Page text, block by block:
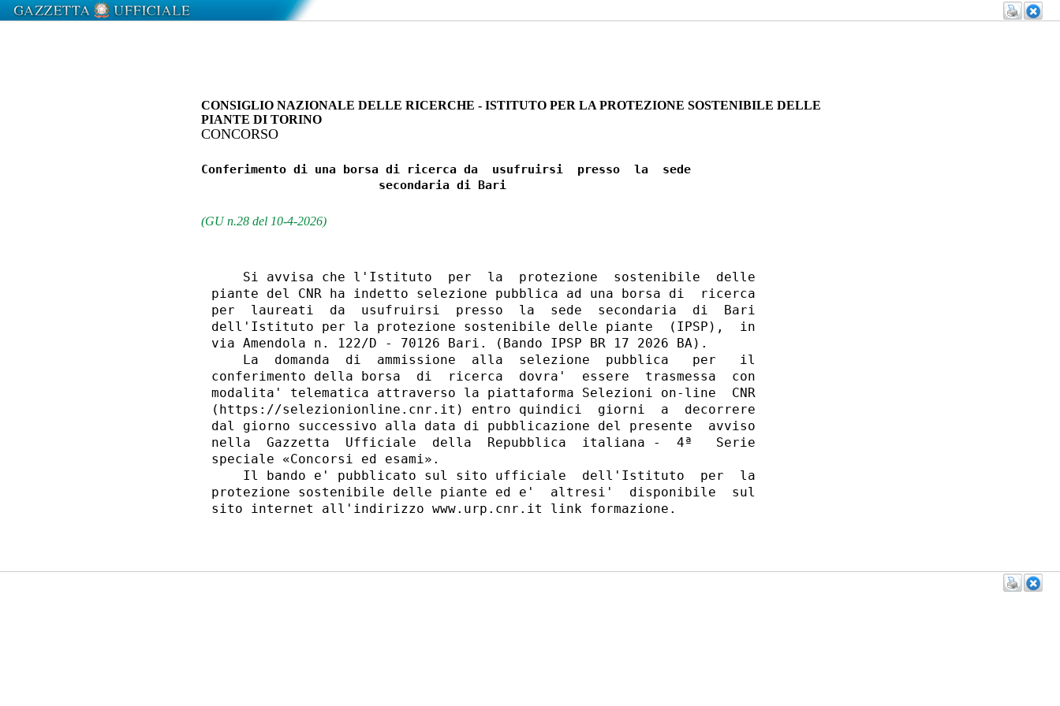
CONSIGLIO NAZIONALE DELLE RICERCHE - ISTITUTO PER LA PROTEZIONE SOSTENIBILE DELLE
PIANTE DI TORINO
CONCORSO
Conferimento di una borsa di ricerca da  usufruirsi  presso  la  sede
                         secondaria di Bari
(GU n.28 del 10-4-2026)
    Si avvisa che l'Istituto  per  la  protezione  sostenibile  delle
piante del CNR ha indetto selezione pubblica ad una borsa di  ricerca
per  laureati  da  usufruirsi  presso  la  sede  secondaria  di  Bari
dell'Istituto per la protezione sostenibile delle piante  (IPSP),  in
via Amendola n. 122/D - 70126 Bari. (Bando IPSP BR 17 2026 BA).
    La  domanda  di  ammissione  alla  selezione  pubblica   per   il
conferimento della borsa  di  ricerca  dovra'  essere  trasmessa  con
modalita' telematica attraverso la piattaforma Selezioni on-line  CNR
(https://selezionionline.cnr.it) entro quindici  giorni  a  decorrere
dal giorno successivo alla data di pubblicazione del presente  avviso
nella  Gazzetta  Ufficiale  della  Repubblica  italiana -  4ª   Serie
speciale «Concorsi ed esami».
    Il bando e' pubblicato sul sito ufficiale  dell'Istituto  per  la
protezione sostenibile delle piante ed e'  altresi'  disponibile  sul
sito internet all'indirizzo www.urp.cnr.it link formazione.